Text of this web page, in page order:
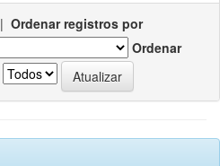
| Ordenar registros por
Ordenar